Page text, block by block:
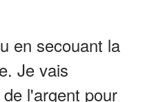
en secouant la
Je vais
l'argent pour